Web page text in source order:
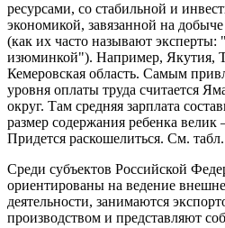
ресурсами, со стабильной и
экономикой, завязанной на добыче
(как их часто называют эксперты:
изюминкой"). Например, Якутия,
Кемеровская область. Самым
уровня оплаты труда считается
округ. Там средняя зарплата
размер содержания ребенка велик
Придется раскошелиться. См. табл.
Среди субъектов Российской
ориентированы на ведение
деятельности, занимаются
производством и представляют